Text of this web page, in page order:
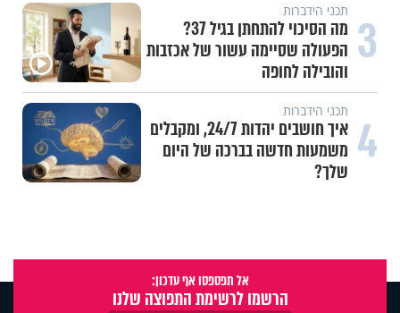
3 תכני הידברות
מה הסיכוי להתחתן בגיל 37?
הפעולה שסיימה עשור של אכזבות
והובילה לחופה
4 תכני הידברות
איך חושבים יהדות 24/7, ומקבלים
משמעות חדשה בברכה של היום
שלך?
אל תפספסו אף עדכון:
הרשמו לרשימת התפוצה שלנו